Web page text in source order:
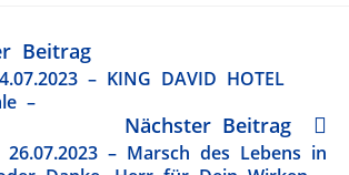
Beitrag
– KING DAVID HOTEL
–
Nächster Beitrag
– Marsch des Lebens in